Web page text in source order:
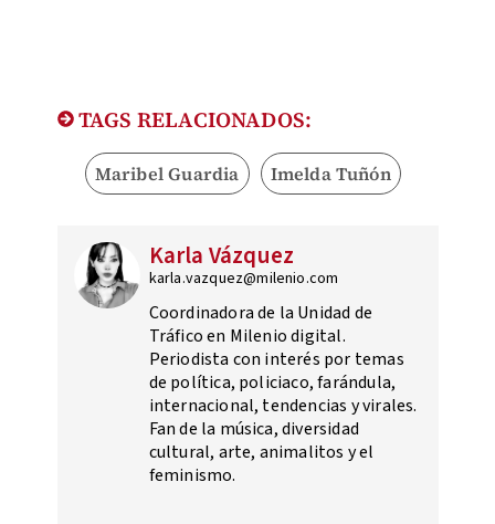
TAGS RELACIONADOS:
Maribel Guardia Imelda Tuñón
Karla Vázquez
karla.vazquez@milenio.com
Coordinadora de la Unidad de
Tráfico en Milenio digital.
Periodista con interés por temas
de política, policiaco, farándula,
internacional, tendencias y virales.
Fan de la música, diversidad
cultural, arte, animalitos y el
feminismo.